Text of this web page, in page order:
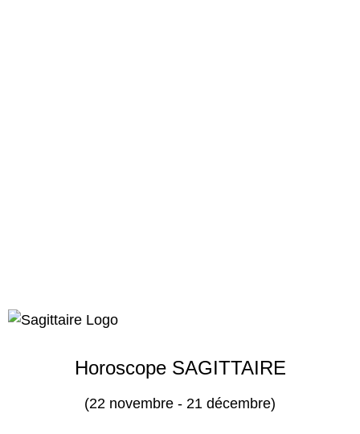
Horoscope SAGITTAIRE
(22 novembre - 21 décembre)